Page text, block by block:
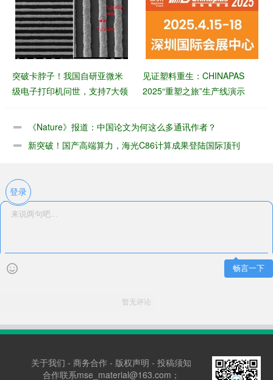
突破卡脖子！我国自研亚微米
级电子打印机问世，支持7大领
见证塑料重生：CHINAPAS
2025“重塑之旅”生产线演示
《Nature》报道：中国论文为何这么多通讯作者？
新突破！国产高端算力，海光C86计算成果登陆国际顶刊
登录
畅言一下
暂无评论
关于我们 - 商务合作- 版权声明 - 投稿须知
合作联系mse_material@163.com；